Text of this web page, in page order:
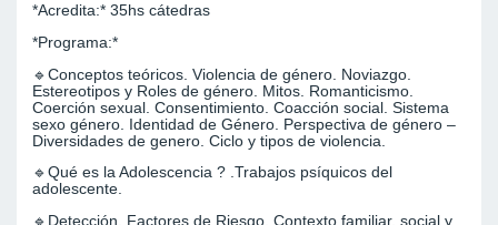
*Acredita:* 35hs cátedras
*Programa:*
🔹Conceptos teóricos. Violencia de género. Noviazgo.
Estereotipos y Roles de género. Mitos. Romanticismo.
Coerción sexual. Consentimiento. Coacción social. Sistema
sexo género. Identidad de Género. Perspectiva de género –
Diversidades de genero. Ciclo y tipos de violencia.
🔹Qué es la Adolescencia ? .Trabajos psíquicos del
adolescente.
🔹Detección. Factores de Riesgo. Contexto familiar, social y